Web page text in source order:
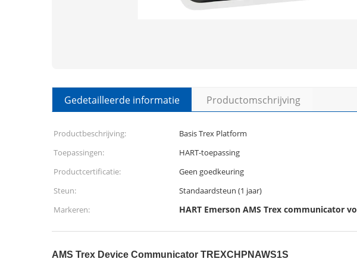
Gedetailleerde informatie Productomschrijving
Productbeschrijving: Basis Trex Platform
Toepassingen:
HART-toepassing
Productcertificatie:
Geen goedkeuring
Steun:
Standaardsteun (1 jaar)
Markeren:
HART Emerson AMS Trex communicator
AMS Trex Device Communicator TREXCHPNAWS1S